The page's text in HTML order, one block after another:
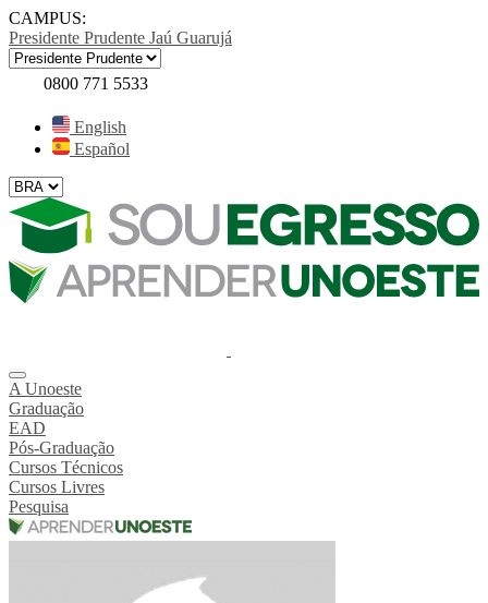
CAMPUS:
Presidente Prudente Jaú Guarujá
0800 771 5533
English
Español
A Unoeste
Graduação
EAD
Pós-Graduação
Cursos Técnicos
Cursos Livres
Pesquisa